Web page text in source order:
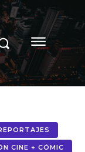
CINE + CÓMIC